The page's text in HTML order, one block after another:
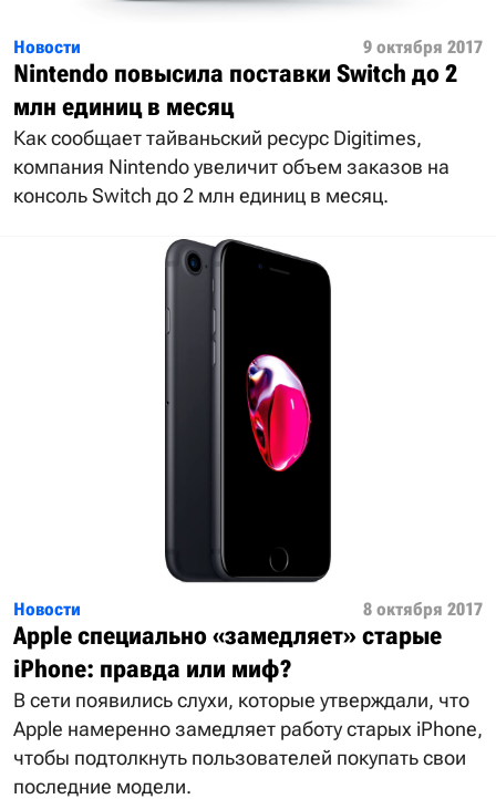
Новости 9 октября 2017
Nintendo повысила поставки Switch до 2
млн единиц в месяц
Как сообщает тайваньский ресурс Digitimes,
компания Nintendo увеличит объем заказов на
консоль Switch до 2 млн единиц в месяц.
Новости 8 октября 2017
Apple специально «замедляет» старые
iPhone: правда или миф?
В сети появились слухи, которые утверждали, что
Apple намеренно замедляет работу старых iPhone,
чтобы подтолкнуть пользователей покупать свои
последние модели.